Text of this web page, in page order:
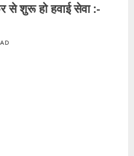
से शुरू हो हवाई सेवा :-